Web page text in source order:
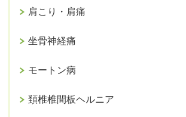
肩こり・肩痛
坐骨神経痛
モートン病
頚椎椎間板ヘルニア